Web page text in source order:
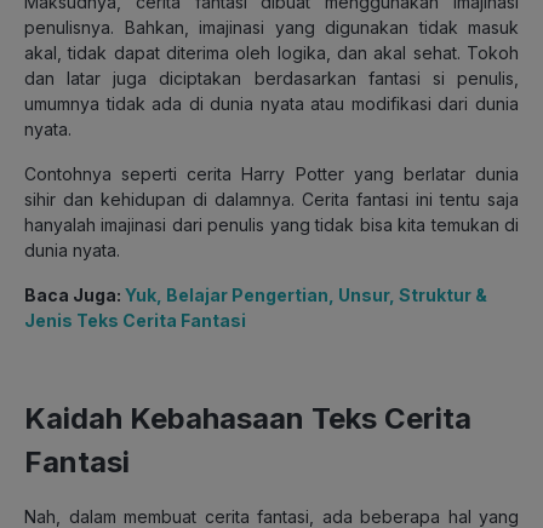
penulisnya. Bahkan, imajinasi yang digunakantidak masuk
akal , tidak dapat diterima oleh logika, dan akal sehat. Tokoh
dan latar juga diciptakan berdasarkan fantasi si penulis,
umumnya tidak ada di dunia nyata atau modifikasi dari dunia
nyata.
Contohnya seperti cerita Harry Potter yang berlatar dunia
sihir dan kehidupan di dalamnya. Cerita fantasi ini tentu saja
hanyalah imajinasi dari penulis yang tidak bisa kita temukan di
dunia nyata.
Baca Juga: Yuk, Belajar Pengertian, Unsur, Struktur &
Jenis Teks Cerita Fantasi
Kaidah Kebahasaan Teks Cerita
Fantasi
Nah, dalam membuat cerita fantasi, ada beberapa hal yang